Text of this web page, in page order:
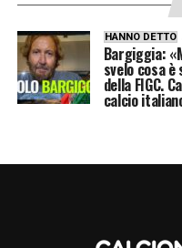
prescindere dal
LA PLAYLIST
HANNO DETTO
Bargiggia:
svelo cosa
della FIGC.
calcio